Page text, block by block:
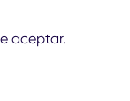
aceptar.